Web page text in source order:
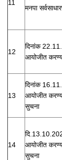
11
मनपा
12
दिनांक
आयोजीत
13
दिनांक
आयोजीत
सुचना
14
आयोजीत
सुचना